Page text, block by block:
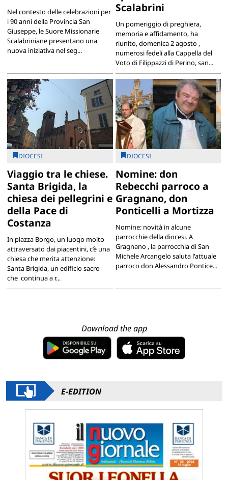
Nel contesto delle celebrazioni per
i 90 anni della Provincia San
Giuseppe, le Suore Missionarie
Scalabriniane presentano una
nuova iniziativa nel seg...
Scalabrini
Un pomeriggio di preghiera,
memoria e affidamento, ha
riunito, domenica 2 agosto ,
numerosi fedeli alla Cappella del
Voto di Filippazzi di Perino, san...
DIOCESI
Viaggio tra le chiese.
Santa Brigida, la
chiesa dei pellegrini e
della Pace di
Costanza
In piazza Borgo, un luogo molto
attraversato dai piacentini, c’è una
chiesa che merita attenzione:
Santa Brigida, un edificio sacro
che continua a r...
DIOCESI
Nomine: don
Rebecchi parroco a
Gragnano, don
Ponticelli a Mortizza
Nomine: novità in alcune
parrocchie della diocesi. A
Gragnano , la parrocchia di San
Michele Arcangelo saluta l'attuale
parroco don Alessandro Pontice...
Download the app
E-EDITION